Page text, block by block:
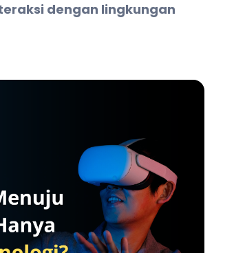
dengan lingkungan